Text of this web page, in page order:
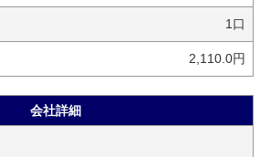
1口
2,110.0円
会社詳細